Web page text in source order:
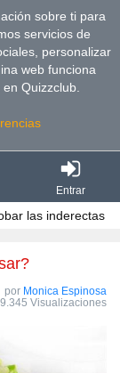
sobre ti para
servicios de
personalizar
web funciona
Quizzclub.
Entrar
las inderectas
por Monica Espinosa
Visualizaciones